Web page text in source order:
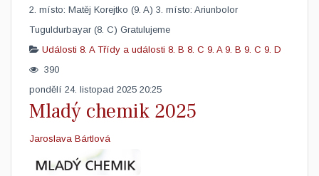
2. místo: Matěj Korejtko (9. A) 3. místo: Ariunbolor
Tuguldurbayar (8. C) Gratulujeme​
Události 8. A Třídy a události 8. B 8. C 9. A 9. B 9. C 9. D
390
pondělí 24. listopad 2025 20:25
Mladý chemik 2025
Jaroslava Bártlová